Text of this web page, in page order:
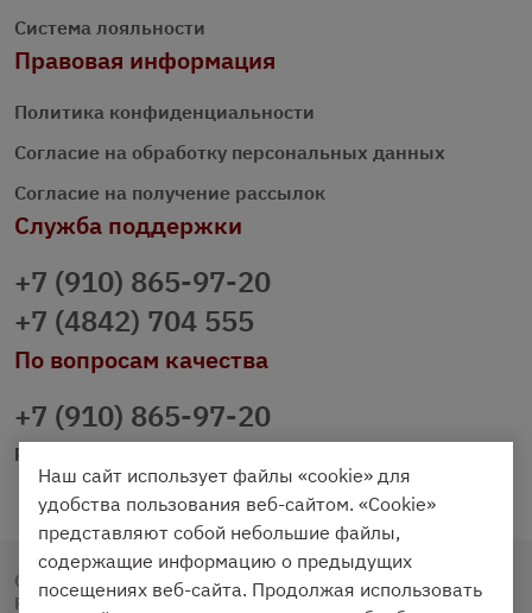
Система лояльности
Правовая информация
Политика конфиденциальности
Согласие на обработку персональных данных
Согласие на получение рассылок
Служба поддержки
+7 (910) 865-97-20
+7 (4842) 704 555
По вопросам качества
+7 (910) 865-97-20
prazdnichniy40@palmi.ru
Copyright © 2020 - 2026. Праздничный Стол.
Разработка и продвижение - Vegas Studio
Наш сайт использует файлы «cookie» для
удобства пользования веб-сайтом. «Cookie»
представляют собой небольшие файлы,
содержащие информацию о предыдущих
посещениях веб-сайта. Продолжая использовать